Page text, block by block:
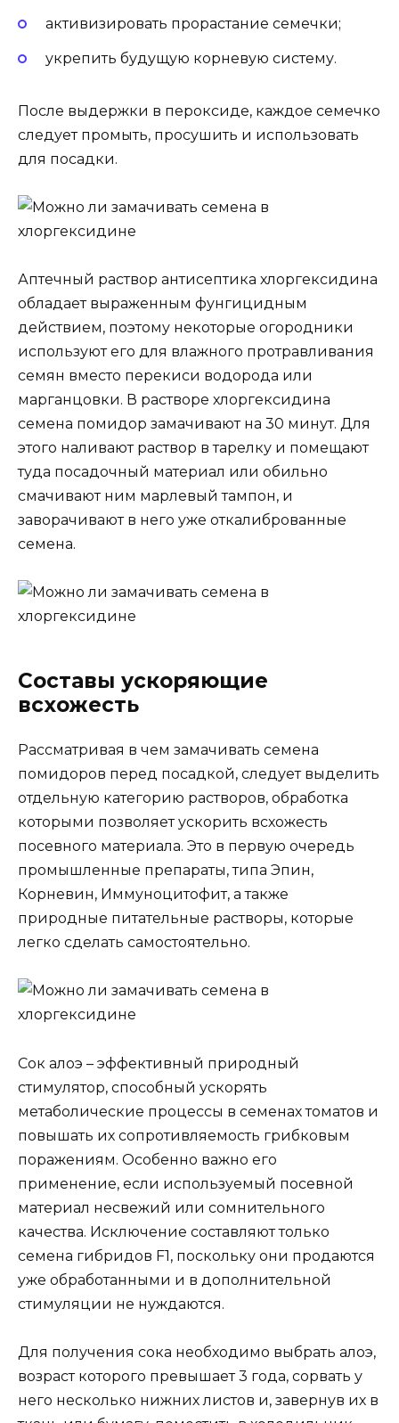
активизировать прорастание семечки;
укрепить будущую корневую систему.
После выдержки в пероксиде, каждое семечко
следует промыть, просушить и использовать
для посадки.
Аптечный раствор антисептика хлоргексидина
обладает выраженным фунгицидным
действием, поэтому некоторые огородники
используют его для влажного протравливания
семян вместо перекиси водорода или
марганцовки. В растворе хлоргексидина
семена помидор замачивают на 30 минут. Для
этого наливают раствор в тарелку и помещают
туда посадочный материал или обильно
смачивают ним марлевый тампон, и
заворачивают в него уже откалиброванные
семена.
Составы ускоряющие
всхожесть
Рассматривая в чем замачивать семена
помидоров перед посадкой, следует выделить
отдельную категорию растворов, обработка
которыми позволяет ускорить всхожесть
посевного материала. Это в первую очередь
промышленные препараты, типа Эпин,
Корневин, Иммуноцитофит, а также
природные питательные растворы, которые
легко сделать самостоятельно.
Сок алоэ – эффективный природный
стимулятор, способный ускорять
метаболические процессы в семенах томатов и
повышать их сопротивляемость грибковым
поражениям. Особенно важно его
применение, если используемый посевной
материал несвежий или сомнительного
качества. Исключение составляют только
семена гибридов F1, поскольку они продаются
уже обработанными и в дополнительной
стимуляции не нуждаются.
Для получения сока необходимо выбрать алоэ,
возраст которого превышает 3 года, сорвать у
него несколько нижних листов и, завернув их в